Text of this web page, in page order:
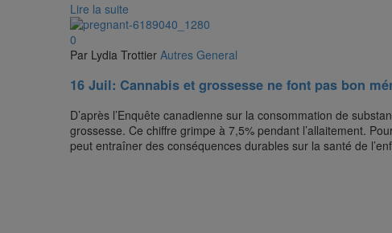
Lire la suite
0
Par Lydia Trottier Autres General
16 Juil: Cannabis et grossesse ne font pas bon
D’après l’Enquête canadienne sur la consommation de
grossesse. Ce chiffre grimpe à 7,5% pendant l’allaitement.
peut entraîner des conséquences durables sur la santé de